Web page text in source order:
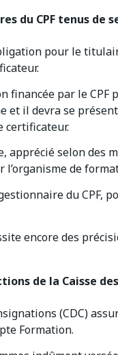
du CPF tenus de
pour le
financée par le
et il devra se
certificateur.
apprécié selon
de
du CPF,
encore des
de la Caisse
(CDC)
Formation.